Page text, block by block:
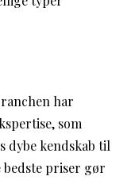
har
som
dybe kendskab til
priser gør